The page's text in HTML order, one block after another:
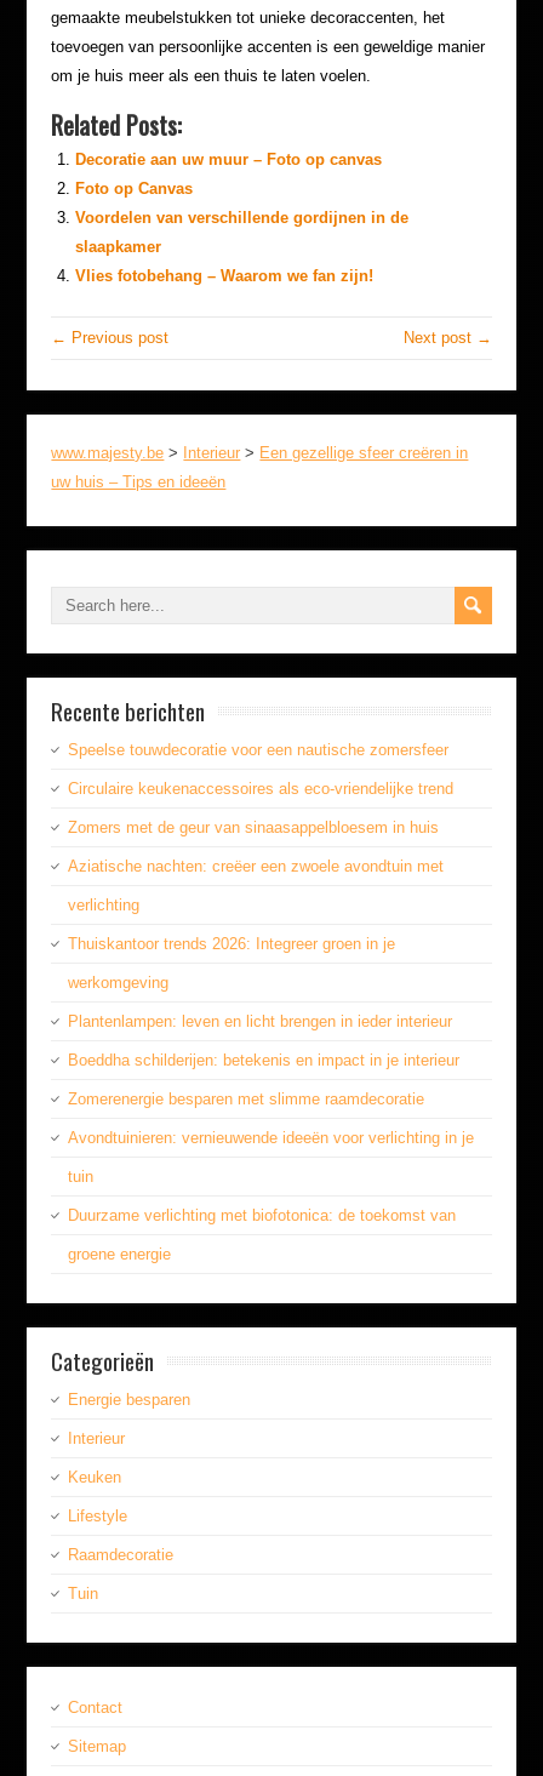
gemaakte meubelstukken tot unieke decoraccenten, het
toevoegen van persoonlijke accenten is een geweldige manier
om je huis meer als een thuis te laten voelen.
Related Posts:
Decoratie aan uw muur – Foto op canvas
Foto op Canvas
Voordelen van verschillende gordijnen in de
slaapkamer
Vlies fotobehang – Waarom we fan zijn!
← Previous post Next post →
www.majesty.be > Interieur > Een gezellige sfeer creëren in
uw huis – Tips en ideeën
Recente berichten
Speelse touwdecoratie voor een nautische zomersfeer
Circulaire keukenaccessoires als eco-vriendelijke trend
Zomers met de geur van sinaasappelbloesem in huis
Aziatische nachten: creëer een zwoele avondtuin met
verlichting
Thuiskantoor trends 2026: Integreer groen in je
werkomgeving
Plantenlampen: leven en licht brengen in ieder interieur
Boeddha schilderijen: betekenis en impact in je interieur
Zomerenergie besparen met slimme raamdecoratie
Avondtuinieren: vernieuwende ideeën voor verlichting in je
tuin
Duurzame verlichting met biofotonica: de toekomst van
groene energie
Categorieën
Energie besparen
Interieur
Keuken
Lifestyle
Raamdecoratie
Tuin
Contact
Sitemap